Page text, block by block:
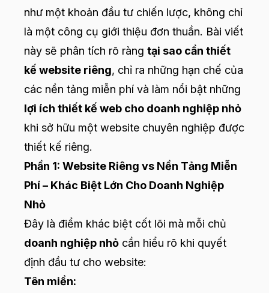
như một khoản đầu tư chiến lược, không chỉ
là một công cụ giới thiệu đơn thuần. Bài viết
này sẽ phân tích rõ ràng tại sao cần thiết
kế website riêng, chỉ ra những hạn chế của
các nền tảng miễn phí và làm nổi bật những
lợi ích thiết kế web cho doanh nghiệp nhỏ
khi sở hữu một website chuyên nghiệp được
thiết kế riêng.
Phần 1: Website Riêng vs Nền Tảng Miễn
Phí – Khác Biệt Lớn Cho Doanh Nghiệp
Nhỏ
Đây là điểm khác biệt cốt lõi mà mỗi chủ
doanh nghiệp nhỏ cần hiểu rõ khi quyết
định đầu tư cho website:
Tên miền: